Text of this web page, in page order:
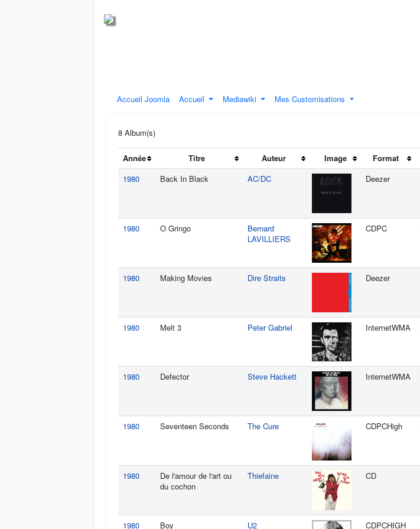
Accueil Joomla Accueil Mediawiki Mes Customisations
8 Album(s)
Année Titre Auteur Image Format
1980
Back In Black AC/DC Deezer
1980 O Gringo
Bernard
LAVILLIERS
CDPC
1980 Making Movies Dire Straits Deezer
1980 Melt 3 Peter Gabriel InternetWMA
1980 Defector Steve Hackett InternetWMA
1980 Seventeen Seconds The Cure CDPCHigh
1980
De l'amour de l'art ou
du cochon
Thiefaine CD
1980 Boy U2 CDPCHIGH